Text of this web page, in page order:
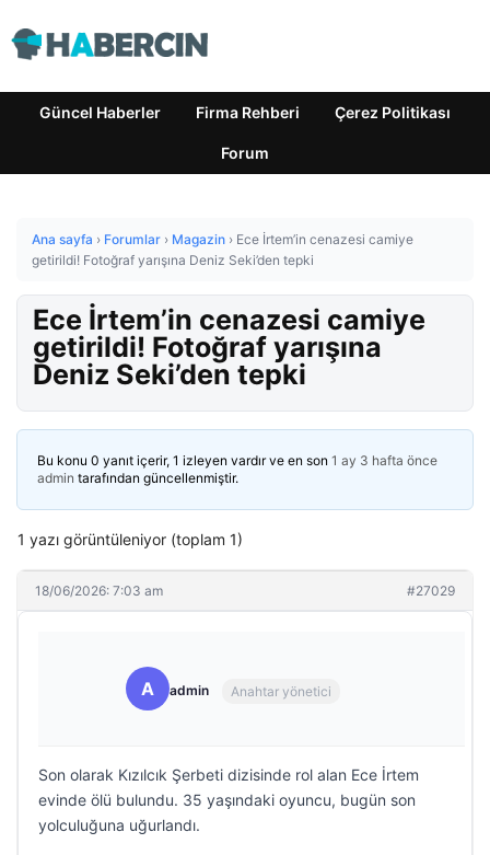
Güncel Haberler Firma Rehberi Çerez Politikası
Forum
Ana sayfa › Forumlar › Magazin › Ece İrtem’in cenazesi camiye
getirildi! Fotoğraf yarışına Deniz Seki’den tepki
Ece İrtem’in cenazesi camiye
getirildi! Fotoğraf yarışına
Deniz Seki’den tepki
Bu konu 0 yanıt içerir, 1 izleyen vardır ve en son 1 ay 3 hafta önce
admin tarafından güncellenmiştir.
1 yazı görüntüleniyor (toplam 1)
18/06/2026: 7:03 am #27029
A admin Anahtar yönetici
Son olarak Kızılcık Şerbeti dizisinde rol alan Ece İrtem
evinde ölü bulundu. 35 yaşındaki oyuncu, bugün son
yolculuğuna uğurlandı.